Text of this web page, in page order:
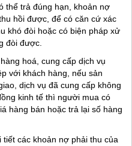
thể trả đúng hạn, khoản nợ
hồi được, để có căn cứ xác
khó đòi hoặc có biện pháp xử
đòi được.
hoá, cung cấp dịch vụ
với khách hàng, nếu sản
dịch vụ đã cung cấp không
kinh tế thì người mua có
hàng bán hoặc trả lại số hàng
các khoản nợ phải thu của